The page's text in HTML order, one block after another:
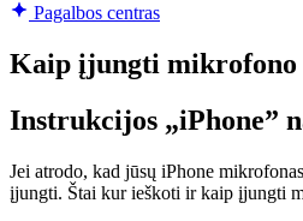
Pagalbos centras
Kaip įjungti mikrofono
Instrukcijos „iPhone”
Jei atrodo, kad jūsų iPhone
įjungti. Štai kur ieškoti ir kaip įjungti